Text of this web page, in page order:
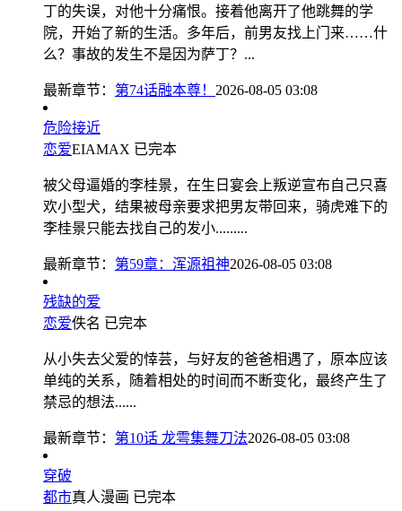
丁的失误，对他十分痛恨。接着他离开了他跳舞的学
院，开始了新的生活。多年后，前男友找上门来……什
么？事故的发生不是因为萨丁？...
最新章节： 第74话融本尊！ 2026-08-05 03:08
危险接近
恋爱EIAMAX 已完本
被父母逼婚的李桂景，在生日宴会上叛逆宣布自己只喜
欢小型犬，结果被母亲要求把男友带回来，骑虎难下的
李桂景只能去找自己的发小.........
最新章节： 第59章：浑源祖神2026-08-05 03:08
残缺的爱
恋爱佚名 已完本
从小失去父爱的悻芸，与好友的爸爸相遇了，原本应该
单纯的关系，随着相处的时间而不断变化，最终产生了
禁忌的想法......
最新章节： 第10话 龙雩集舞刀法2026-08-05 03:08
穿破
都市真人漫画 已完本